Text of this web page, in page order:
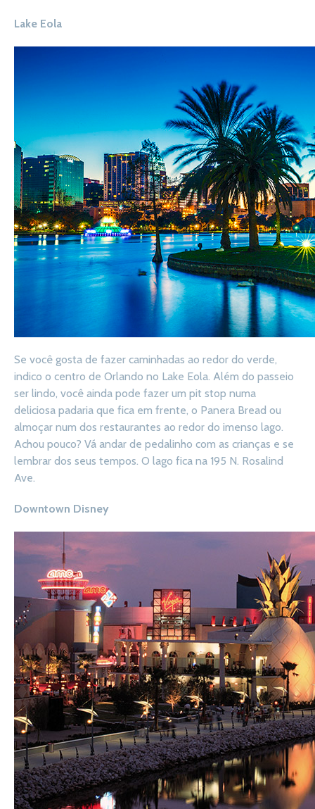
Lake Eola
Se você gosta de fazer caminhadas ao redor do verde,
indico o centro de Orlando no Lake Eola. Além do passeio
ser lindo, você ainda pode fazer um pit stop numa
deliciosa padaria que fica em frente, o Panera Bread ou
almoçar num dos restaurantes ao redor do imenso lago.
Achou pouco? Vá andar de pedalinho com as crianças e se
lembrar dos seus tempos. O lago fica na 195 N. Rosalind
Ave.
Downtown Disney